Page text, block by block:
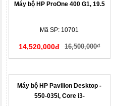
Máy bộ HP ProOne 400 G1, 19.5
Mã SP: 10701
14,520,000đ 16,500,000₫
Máy bộ HP Pavilion Desktop -
550-035l, Core i3-